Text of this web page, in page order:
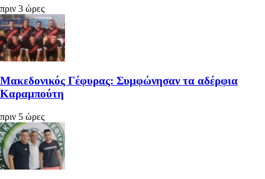
πριν 3 ώρες
Μακεδονικός Γέφυρας: Συμφώνησαν τα αδέρφια
Καραμπούτη
πριν 5 ώρες